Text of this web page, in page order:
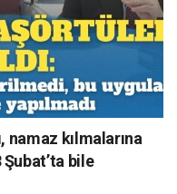
namaz kılmalarına
bile